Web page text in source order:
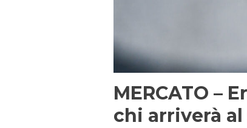
MERCATO –
chi arriverà